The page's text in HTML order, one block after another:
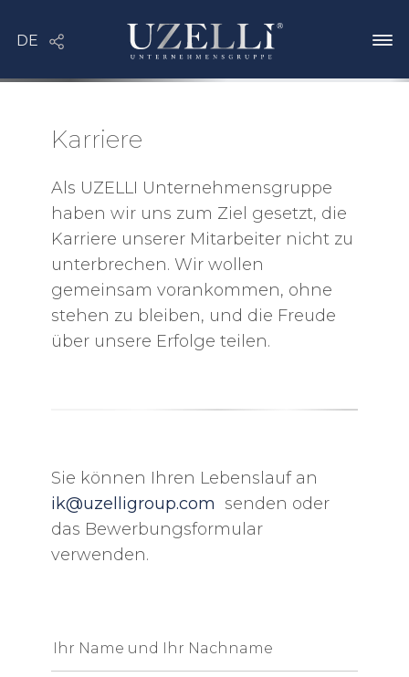
Karriere
Als UZELLI Unternehmensgruppe
haben wir uns zum Ziel gesetzt, die
Karriere unserer Mitarbeiter nicht zu
unterbrechen. Wir wollen
gemeinsam vorankommen, ohne
stehen zu bleiben, und die Freude
über unsere Erfolge teilen.
Sie können Ihren Lebenslauf an
ik@uzelligroup.com senden oder
das Bewerbungsformular
verwenden.